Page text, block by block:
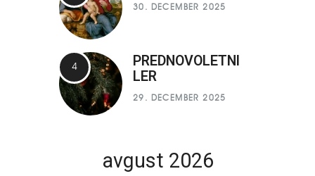
30. DECEMBER 2025
PREDNOVOLETNI
LER
29. DECEMBER 2025
avgust 2026